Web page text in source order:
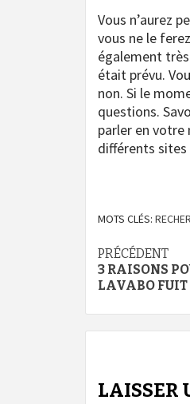
Vous n’aurez
vous ne le
également
était prévu.
non. Si le
questions.
parler en votre
différents sites
MOTS CLÉS:
d’article
PRÉCÉDENT
3 RAISONS
LAVABO FUIT
LAISSER